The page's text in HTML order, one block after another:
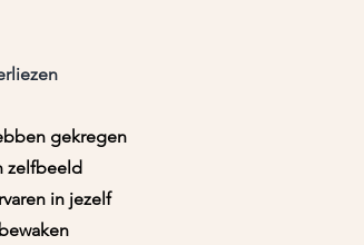
gekregen
zelfbeeld
in jezelf